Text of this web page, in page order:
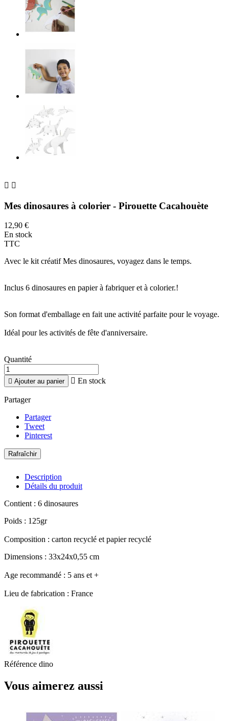
 
Mes dinosaures à colorier - Pirouette Cacahouète
12,90 €
En stock
TTC
Avec le kit créatif Mes dinosaures, voyagez dans le temps.
Inclus 6 dinosaures en papier à fabriquer et à colorier.!
Son format d'emballage en fait une activité parfaite pour le voyage.
Idéal pour les activités de fête d'anniversaire.
Quantité
 Ajouter au panier  En stock
Partager
Partager
Tweet
Pinterest
Description
Détails du produit
Contient : 6 dinosaures
Poids : 125gr
Composition : carton recyclé et papier recyclé
Dimensions : 33x24x0,55 cm
Age recommandé : 5 ans et +
Lieu de fabrication : France
Référence dino
Vous aimerez aussi